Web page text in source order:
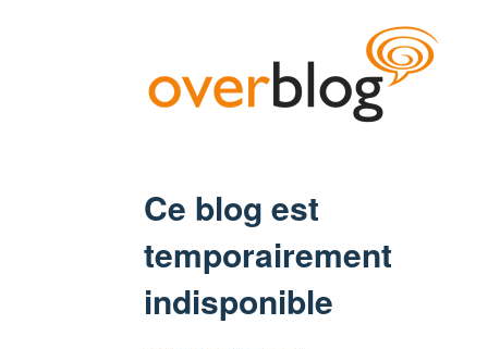
Ce blog est
temporairement
indisponible